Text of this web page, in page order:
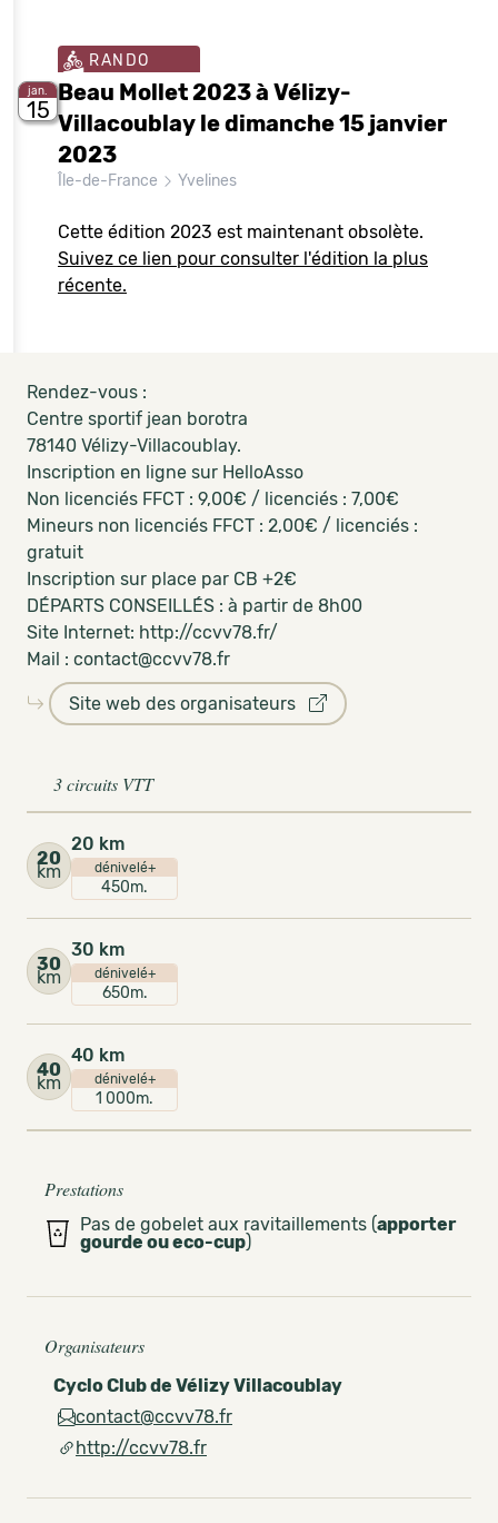
jan.
15
RANDO
Beau Mollet 2023 à Vélizy-
Villacoublay le dimanche 15 janvier
2023
Île-de-France Yvelines
Cette édition 2023 est maintenant obsolète.
Suivez ce lien pour consulter l'édition la plus
récente.
Rendez-vous :
Centre sportif jean borotra
78140 Vélizy-Villacoublay.
Inscription en ligne sur HelloAsso
Non licenciés FFCT : 9,00€ / licenciés : 7,00€
Mineurs non licenciés FFCT : 2,00€ / licenciés :
gratuit
Inscription sur place par CB +2€
DÉPARTS CONSEILLÉS : à partir de 8h00
Site Internet: http://ccvv78.fr/
Mail : contact@ccvv78.fr
Site web des organisateurs
3 circuits VTT
20
km
20 km
dénivelé+
450m.
30
km
30 km
dénivelé+
650m.
40
km
40 km
dénivelé+
1 000m.
Prestations
Pas de gobelet aux ravitaillements (apporter
gourde ou eco-cup)
Organisateurs
Cyclo Club de Vélizy Villacoublay
contact@ccvv78.fr
http://ccvv78.fr